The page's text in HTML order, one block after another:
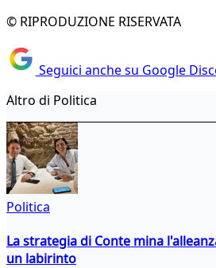
© RIPRODUZIONE RISERVATA
Seguici anche su Google
Altro di Politica
Politica
La strategia di Conte mina
un labirinto